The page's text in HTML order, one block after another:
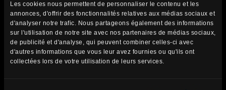
Les cookies nous permettent de personnaliser le contenu et les
annonces, d'offrir des fonctionnalités relatives aux médias sociaux et
d'analyser notre trafic. Nous partageons également des informations
sur l'utilisation de notre site avec nos partenaires de médias sociaux,
de publicité et d'analyse, qui peuvent combiner celles-ci avec
d'autres informations que vous leur avez fournies ou qu'ils ont
collectées lors de votre utilisation de leurs services.
8 janvier 2024
Publié par
Tout a été parfait : bon accompagnateur, bons guides, bon
groupe très uni et respectueux et température idéale !